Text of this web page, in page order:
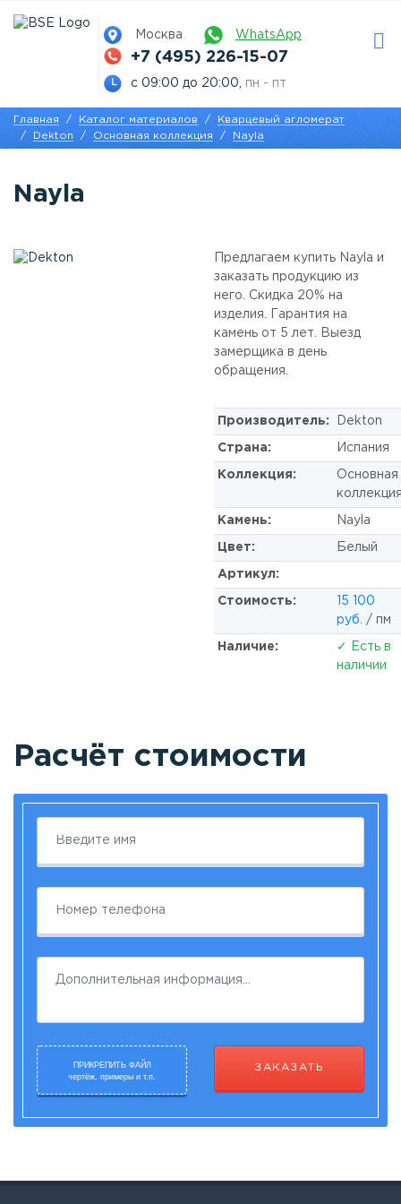
Москва WhatsApp
+7 (495) 226-15-07
с 09:00 до 20:00, пн - пт
Главная Каталог материалов
Кварцевый агломерат
Dekton
Основная коллекция Nayla
Nayla
Предлагаем купить Nayla и
заказать продукцию из
него. Скидка 20% на
изделия. Гарантия на
камень от 5 лет. Выезд
замерщика в день
обращения.
Производитель: Dekton
Страна: Испания
Коллекция:
Основная
Камень: Nayla
Цвет: Белый
Артикул:
Стоимость:
15 100
руб.
/ пм
Наличие:
✓ Есть в
наличии
Расчёт стоимости
ПРИКРЕПИТЬ ФАЙЛ
чертёж, примеры и т.п.
ЗАКАЗАТЬ